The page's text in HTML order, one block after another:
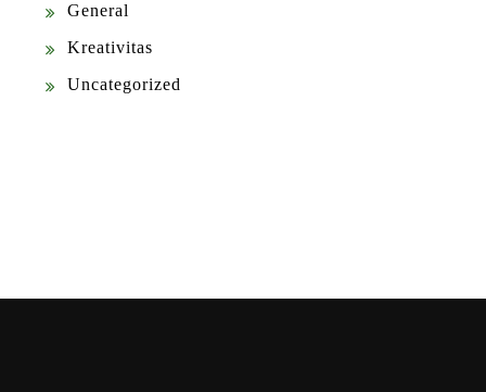
General
Kreativitas
Uncategorized